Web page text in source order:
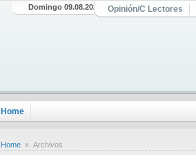
Domingo 09.08.2026 Opinión/C Lectores
Home
Home » Archivos